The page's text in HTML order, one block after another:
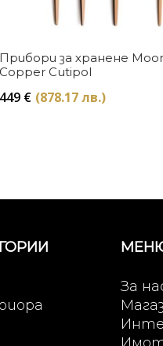
Купи
Прибори за хранене
Copper Cutipol
449 € (878.17 лв.)
За